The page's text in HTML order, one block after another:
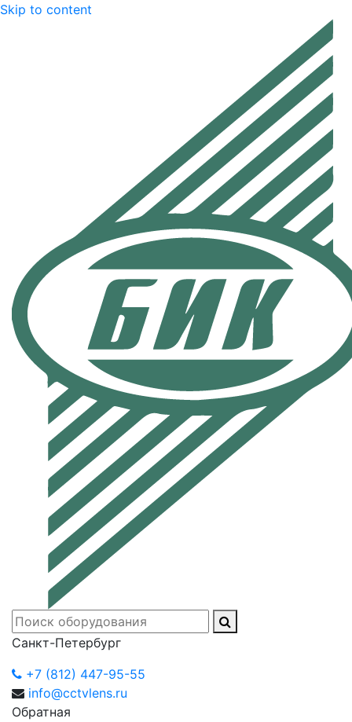
Skip to content
Санкт-Петербург
+7 (812) 447-95-55
info@cctvlens.ru
Обратная